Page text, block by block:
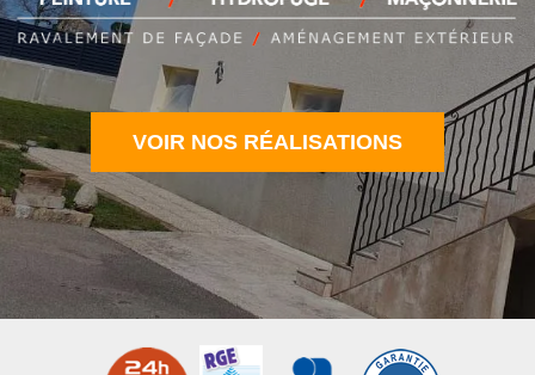
VOIR NOS RÉALISATIONS